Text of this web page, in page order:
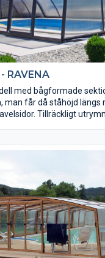
RAVENA
med bågformade
man får då ståhöjd längs
Tillräckligt